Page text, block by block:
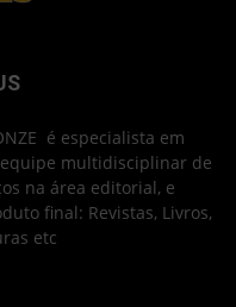
é especialista em
multidisciplinar de
na área editorial, e
final: Revistas, Livros,
etc